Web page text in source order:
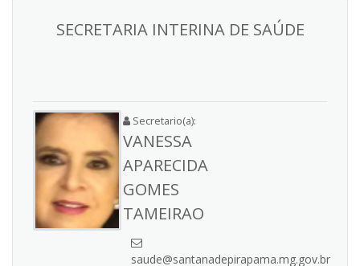
SECRETARIA INTERINA DE SAÚDE
Secretario(a):
VANESSA
APARECIDA
GOMES
TAMEIRAO
saude@santanadepirapama.mg.gov.br